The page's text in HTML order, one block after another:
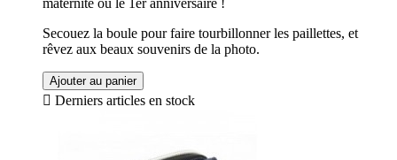
Secouez la boule pour faire tourbillonner les paillettes, et
rêvez aux beaux souvenirs de la photo.
Ajouter au panier
 Derniers articles en stock